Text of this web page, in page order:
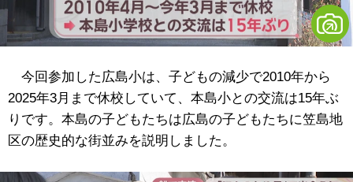
今回参加した広島小は、子どもの減少で2010年から
2025年3月まで休校していて、本島小との交流は15年ぶ
りです。本島の子どもたちは広島の子どもたちに笠島地
区の歴史的な街並みを説明しました。